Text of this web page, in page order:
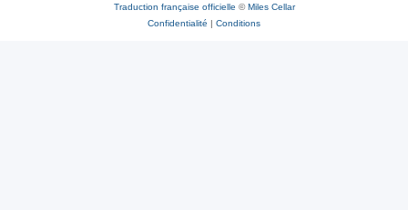
Traduction française officielle ©Miles Cellar
Confidentialité | Conditions